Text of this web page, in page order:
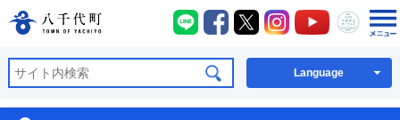
八千代町公式ホームページ
八千代町LINE
八千代町Facebook
八千代町X八千代町Instagram
八千代町
八千
Language